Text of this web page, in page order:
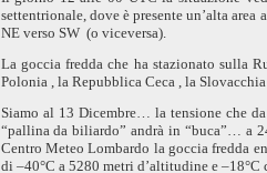
settentrionale, dove è presente un’alta
NE verso SW (o viceversa).
La goccia fredda che ha stazionato sulla
Polonia, la Repubblica Ceca, la Slovacchia
Siamo al 13 Dicembre… la tensione che
“pallina da biliardo” andrà in “buca”… a
Centro Meteo Lombardo la goccia fredda
di –40°C a 5280 metrid’altitudine e –18°C